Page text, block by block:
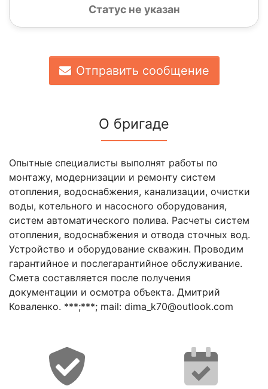
Статус не указан
Отправить сообщение
О бригаде
Опытные специалисты выполнят работы по
монтажу, модернизации и ремонту систем
отопления, водоснабжения, канализации, очистки
воды, котельного и насосного оборудования,
систем автоматического полива. Расчеты систем
отопления, водоснабжения и отвода сточных вод.
Устройство и оборудование скважин. Проводим
гарантийное и послегарантийное обслуживание.
Смета составляется после получения
документации и осмотра объекта. Дмитрий
Коваленко. ***;***; mail: dima_k70@outlook.com